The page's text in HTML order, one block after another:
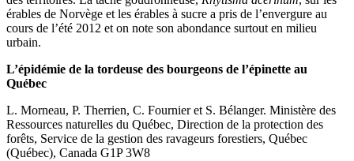
érables de Norvège et les érables à sucre a pris de l’envergure au
cours de l’été 2012 et on note son abondance surtout en milieu
urbain.
L’épidémie de la tordeuse des bourgeons de l’épinette au
Québec
L. Morneau, P. Therrien, C. Fournier et S. Bélanger. Ministère des
Ressources naturelles du Québec, Direction de la protection des
forêts, Service de la gestion des ravageurs forestiers, Québec
(Québec), Canada G1P 3W8